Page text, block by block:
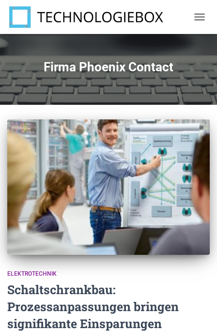
Firma Phoenix Contact
ELEKTROTECHNIK
Schaltschrankbau:
Prozessanpassungen bringen
signifikante Einsparungen